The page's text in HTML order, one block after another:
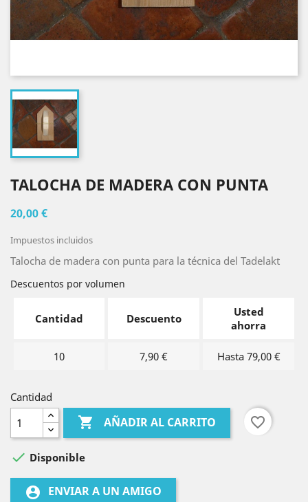
TALOCHA DE MADERA CON PUNTA
20,00 €
Impuestos incluidos
Talocha de madera con punta para la técnica del Tadelakt
Descuentos por volumen
Cantidad Descuento
Usted
ahorra
10 7,90 € Hasta 79,00 €
Cantidad
 AÑADIR AL CARRITO favorite_border
 Disponible
account_circle ENVIAR A UN AMIGO